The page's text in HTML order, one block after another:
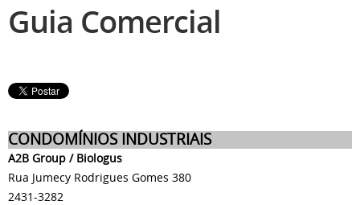
Guia Comercial
CONDOMÍNIOS INDUSTRIAIS
A2B Group / Biologus
Rua Jumecy Rodrigues Gomes 380
2431-3282